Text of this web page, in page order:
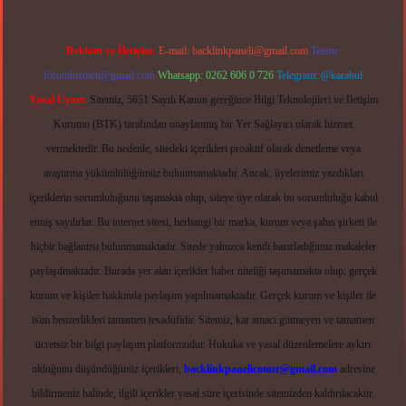
Reklam ve İletişim: E-mail: backlinkpaneli@gmail.com Teams:
forumhizmeti@gmail.com Whatsapp: 0262 606 0 726 Telegram: @karabul
Yasal Uyarı: Sitemiz, 5651 Sayılı Kanun gereğince Bilgi Teknolojileri ve İletişim
Kurumu (BTK) tarafından onaylanmış bir Yer Sağlayıcı olarak hizmet
vermektedir. Bu nedenle, sitedeki içerikleri proaktif olarak denetleme veya
araştırma yükümlülüğümüz bulunmamaktadır. Ancak, üyelerimiz yazdıkları
içeriklerin sorumluluğunu taşımakta olup, siteye üye olarak bu sorumluluğu kabul
etmiş sayılırlar. Bu internet sitesi, herhangi bir marka, kurum veya şahıs şirketi ile
hiçbir bağlantısı bulunmamaktadır. Sitede yalnızca kendi hazırladığımız makaleler
paylaşılmaktadır. Burada yer alan içerikler haber niteliği taşımamakta olup, gerçek
kurum ve kişiler hakkında paylaşım yapılmamaktadır. Gerçek kurum ve kişiler ile
isim benzerlikleri tamamen tesadüfidir. Sitemiz, kar amacı gütmeyen ve tamamen
ücretsiz bir bilgi paylaşım platformudur. Hukuka ve yasal düzenlemelere aykırı
olduğunu düşündüğünüz içerikleri, backlinkpanelicomtr@gmail.comadresine
bildirmeniz halinde, ilgili içerikler yasal süre içerisinde sitemizden kaldırılacaktır.